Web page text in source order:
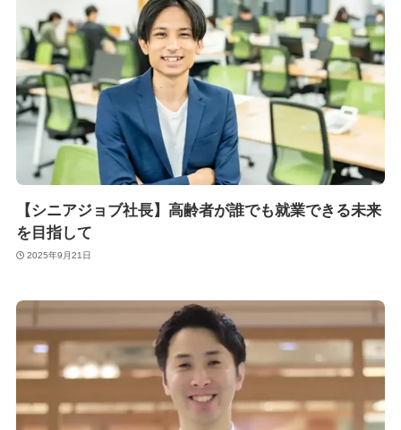
【シニアジョブ社長】高齢者が誰でも就業できる未来
を目指して
2025年9月21日